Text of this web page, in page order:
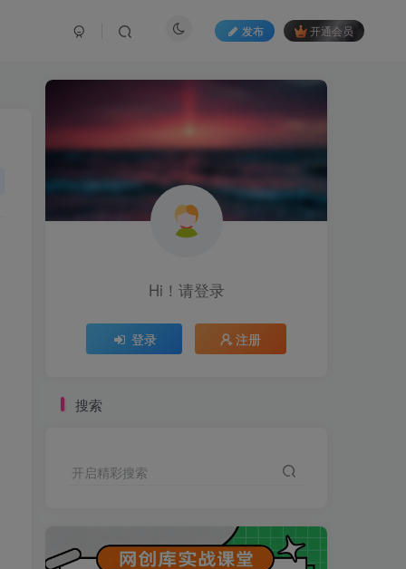
发布 开通会员
Hi！请登录
登录 注册
搜索
开启精彩搜索